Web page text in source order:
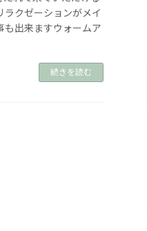
ラクゼーションがメイ
も出来ます⁡ウォームア
続きを読む